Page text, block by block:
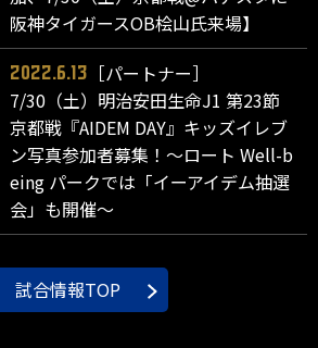
阪神タイガースOB桧山氏来場】
2022.6.13
［パートナー］
7/30（土）明治安田生命J1 第23節
京都戦『AIDEM DAY』キッズイレブ
ン写真参加者募集！～ロート Well-b
eing パークでは「イーアイデム抽選
会」も開催～
試合情報TOP